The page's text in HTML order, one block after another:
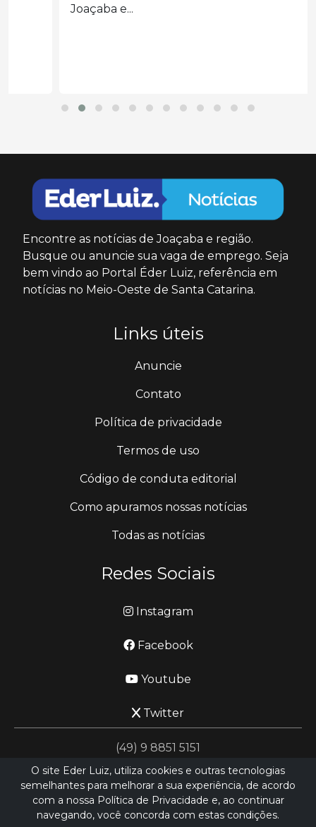
Joaçaba e...
Encontre as notícias de Joaçaba e região.
Busque ou anuncie sua vaga de emprego. Seja
bem vindo ao Portal Éder Luiz, referência em
notícias no Meio-Oeste de Santa Catarina.
Links úteis
Anuncie
Contato
Política de privacidade
Termos de uso
Código de conduta editorial
Como apuramos nossas notícias
Todas as notícias
Redes Sociais
Instagram
Facebook
Youtube
Twitter
(49) 9 8851 5151
jornalismo@ederluiz.com.vc
O site Eder Luiz, utiliza cookies e outras tecnologias
semelhantes para melhorar a sua experiência, de acordo
com a nossa Política de Privacidade e, ao continuar
navegando, você concorda com estas condições.